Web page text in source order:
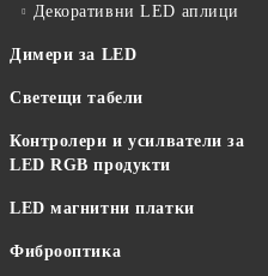
Декоративни LED аплици
Димери за LED
Светещи табели
Контролери и усилватели за
LED RGB продукти
LED магнитни платки
Фиброоптика